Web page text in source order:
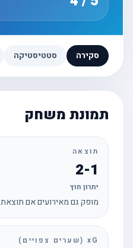
סקירה סטטיסטיקה
תמונת משחק
תוצאה
2-1
יתרון חוץ
מופק גם מאירועים אם תוצאת ה־API לא זמינה
xG (שערים צפויים)